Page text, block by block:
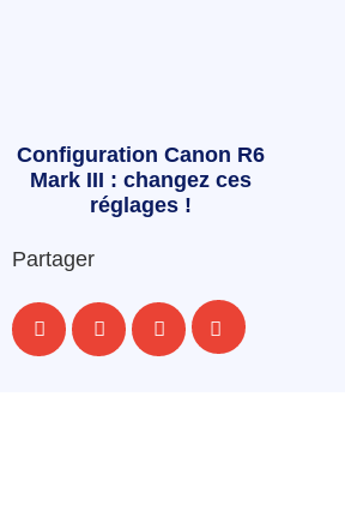
Configuration Canon R6
Mark III : changez ces
réglages !
Partager